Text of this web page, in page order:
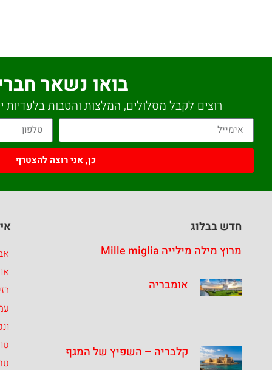
בואו נשאר
רוצים לקבל מסלולים, המלצות והטבות בלעדיות
כן, אני רוצה להצטרף
חדש בבלוג
מרוץ מילה מילייה Mille miglia
אומבריה
קלבריה – השפיץ של המגף